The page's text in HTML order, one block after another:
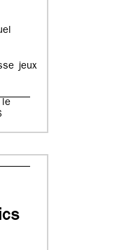
jeux
le